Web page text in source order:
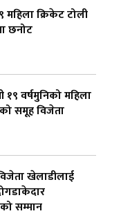
महिला क्रिकेट टोली
छनोट
१९ वर्षमुनिको महिला
समूह विजेता
खेलाडीलाई
सम्मान